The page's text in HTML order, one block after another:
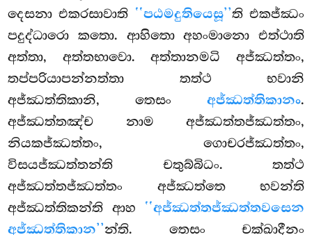
දෙසනා එකරසාවාති ‘‘පඨමදුතියෙසූ’’ති එකජ්ඣං
පදුද්ධාරො කතො. ආහිතො අහංමානො එත්ථාති
අත්තා, අත්තභාවො. අත්තානමධි අජ්ඣත්තං,
තප්පරියාපන්නත්තා තත්ථ භවානි
අජ්ඣත්තිකානි, තෙසං අජ්ඣත්තිකානං.
අජ්ඣත්තඤ්ච නාම අජ්ඣත්තජ්ඣත්තං,
නියකජ්ඣත්තං, ගොචරජ්ඣත්තං,
විසයජ්ඣත්තන්ති චතුබ්බිධං. තත්ථ
අජ්ඣත්තජ්ඣත්තං අජ්ඣත්තෙ භවන්ති
අජ්ඣත්තිකන්ති ආහ ‘‘අජ්ඣත්තජ්ඣත්තවසෙන
අජ්ඣත්තිකාන’’න්ති. තෙසං චක්ඛාදීනං